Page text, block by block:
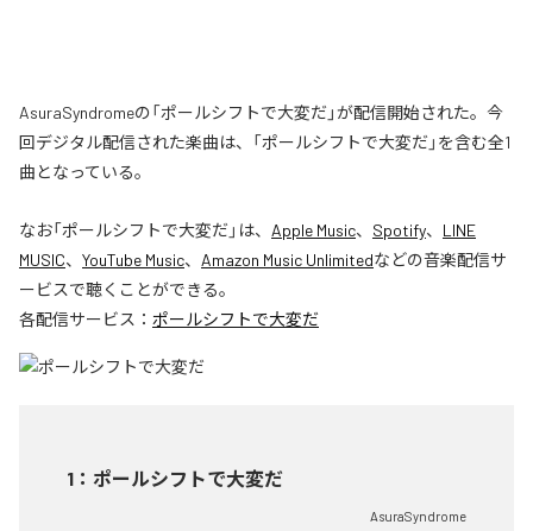
AsuraSyndromeの「ポールシフトで大変だ」が配信開始された。今
回デジタル配信された楽曲は、「ポールシフトで大変だ」を含む全1
曲となっている。
なお「ポールシフトで大変だ 」は、 Apple Music、 Spotify、 LINE
MUSIC、 YouTube Music、 Amazon Music Unlimitedなどの音楽配信サ
ービスで聴くことができる。
各配信サービス： ポールシフトで大変だ
1 ： ポールシフトで大変だ
AsuraSyndrome